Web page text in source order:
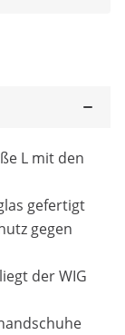
L mit den
gefertigt
gegen
der WIG